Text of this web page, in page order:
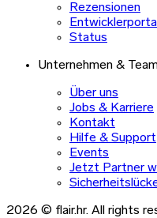
Rezensionen
Entwicklerportal
Status
Unternehmen &
Über uns
Jobs & Karriere
Kontakt
Hilfe & Support
Events
Jetzt Partner
2026 © flair.hr. All rights